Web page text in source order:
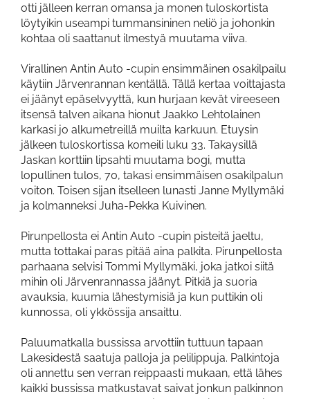
otti jälleen kerran omansa ja monen tuloskortista
löytyikin useampi tummansininen neliö ja johonkin
kohtaa oli saattanut ilmestyä muutama viiva.
Virallinen Antin Auto -cupin ensimmäinen osakilpailu
käytiin Järvenrannan kentällä. Tällä kertaa voittajasta
ei jäänyt epäselvyyttä, kun hurjaan kevät vireeseen
itsensä talven aikana hionut Jaakko Lehtolainen
karkasi jo alkumetreillä muilta karkuun. Etuysin
jälkeen tuloskortissa komeili luku 33. Takaysillä
Jaskan korttiin lipsahti muutama bogi, mutta
lopullinen tulos, 70, takasi ensimmäisen osakilpalun
voiton. Toisen sijan itselleen lunasti Janne Myllymäki
ja kolmanneksi Juha-Pekka Kuivinen.
Pirunpellosta ei Antin Auto -cupin pisteitä jaeltu,
mutta tottakai paras pitää aina palkita. Pirunpellosta
parhaana selvisi Tommi Myllymäki, joka jatkoi siitä
mihin oli Järvenrannassa jäänyt. Pitkiä ja suoria
avauksia, kuumia lähestymisiä ja kun puttikin oli
kunnossa, oli ykkössija ansaittu.
Paluumatkalla bussissa arvottiin tuttuun tapaan
Lakesidestä saatuja palloja ja pelilippuja. Palkintoja
oli annettu sen verran reippaasti mukaan, että lähes
kaikki bussissa matkustavat saivat jonkun palkinnon